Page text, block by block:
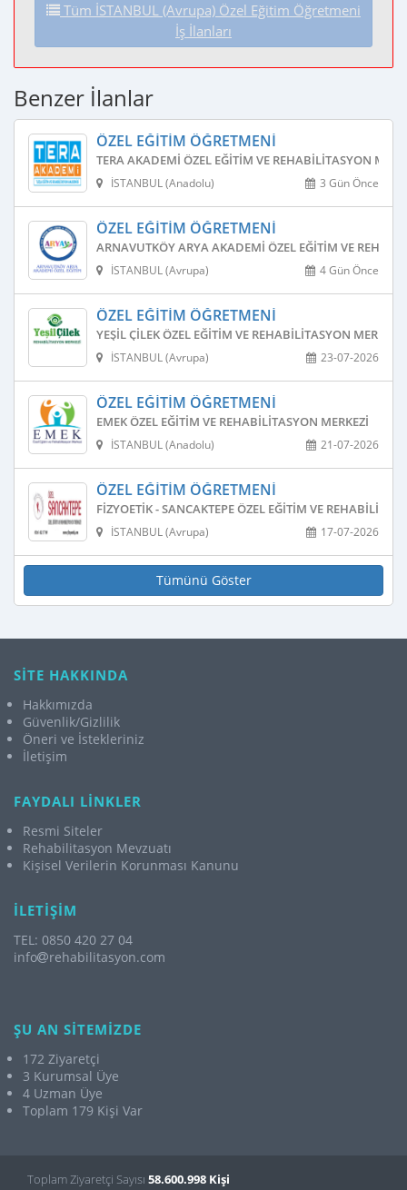
Tüm İSTANBUL (Avrupa) Özel Eğitim Öğretmeni
İş İlanları
Benzer İlanlar
ÖZEL EĞITIM ÖĞRETMENI
TERA AKADEMI ÖZEL EĞITIM VE REHABILITASYON
3 Gün Önce
İSTANBUL (Anadolu)
ÖZEL EĞITIM ÖĞRETMENI
ARNAVUTKÖY ARYA AKADEMI ÖZEL EĞITIM VE
4 Gün Önce
İSTANBUL (Avrupa)
ÖZEL EĞITIM ÖĞRETMENI
YEŞIL ÇILEK ÖZEL EĞITIM VE REHABILITASYON MERKEZI
23-07-2026
İSTANBUL (Avrupa)
ÖZEL EĞITIM ÖĞRETMENI
EMEK ÖZEL EĞITIM VE REHABILITASYON MERKEZI
21-07-2026
İSTANBUL (Anadolu)
ÖZEL EĞITIM ÖĞRETMENI
FIZYOETIK - SANCAKTEPE ÖZEL EĞITIM VE
17-07-2026
İSTANBUL (Avrupa)
Tümünü Göster
SİTE HAKKINDA
Hakkımızda
Güvenlik/Gizlilik
Öneri ve İstekleriniz
İletişim
FAYDALI LİNKLER
Resmi Siteler
Rehabilitasyon Mevzuatı
Kişisel Verilerin Korunması Kanunu
İLETİŞİM
TEL: 0850 420 27 04
info
rehabilitasyon.com
ŞU AN SİTEMİZDE
172 Ziyaretçi
3 Kurumsal Üye
4 Uzman Üye
Toplam 179 Kişi Var
Toplam Ziyaretçi Sayısı 58.600.998 Kişi